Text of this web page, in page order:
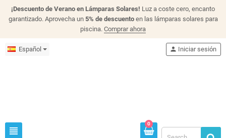
¡Descuento de Verano en Lámparas Solares! Luz a coste cero, encanto
garantizado. Aprovecha un 5% de descuentoen las lámparas solares para
piscina. Comprar ahora
Español
view_headline
person Iniciar sesión
0